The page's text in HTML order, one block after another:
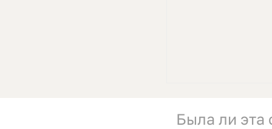
Была ли эта